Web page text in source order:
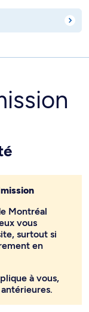
Montréal
vous
surtout si
en
à vous,